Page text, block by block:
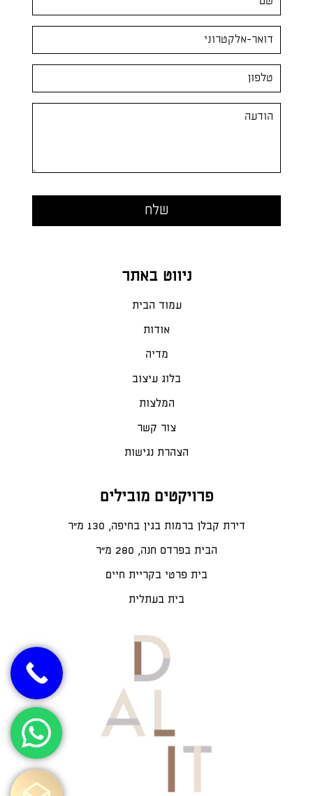
ניווט באתר
עמוד הבית
אודות
מדיה
בלוג עיצוב
המלצות
צור קשר
הצהרת נגישות
פרויקטים מובילים
דירת קבלן ברמות בגין בחיפה, 130 מ"ר
הבית בפרדס חנה, 280 מ״ר
בית פרטי בקריית חיים
בית בעתלית